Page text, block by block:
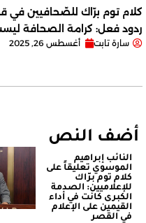
كلام توم برّاك للصّحافيين في
ردود فعل: كرامة الصحافة
سارة تابت أغسطس 26, 2025
أضف النص
النائب إبراهيم
الموسوي تعليقاً على
كلام توم برّاك
للإعلاميين: الصدمة
الكبرى كانت في أداء
القيمين على ‏الإعلام
في القصر